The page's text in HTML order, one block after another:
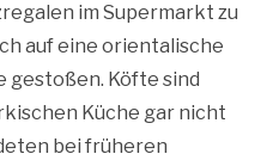
im Supermarkt zu
auf eine orientalische
gestoßen. Köfte sind
Küche gar nicht
bei früheren